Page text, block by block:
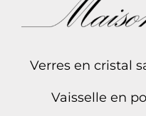
Verres en cristal
Vaisselle en